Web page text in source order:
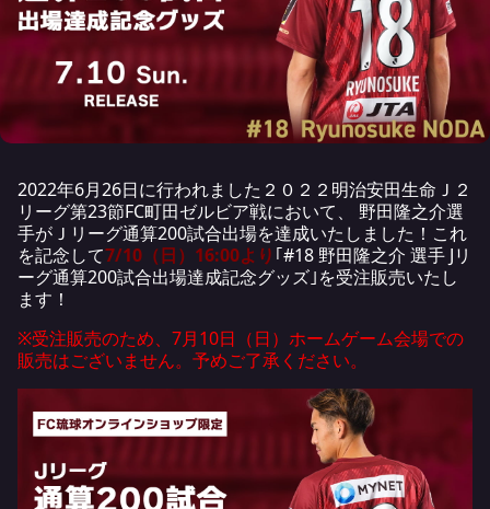
2022年6月26日に行われました２０２２明治安田生命Ｊ２
リーグ第23節FC町田ゼルビア戦において、 野田隆之介選
手がＪリーグ通算200試合出場を達成いたしました！これ
を記念して7/10（日）16:00より ｢#18 野田隆之介 選手 Jリ
ーグ通算200試合出場達成記念グッズ｣を受注販売いたし
ます！
※受注販売のため、7月10日（日）ホームゲーム会場での
販売はございません。予めご了承ください。